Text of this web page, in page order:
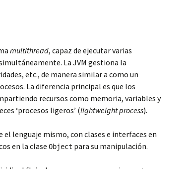
multithread, capaz de ejecutar varias
La JVM gestiona la
etc., de manera similar a como un
La diferencia principal es que los
recursos como memoria, variables y
‘procesos ligeros’ (lightweight process).
el lenguaje mismo, con clases e interfaces en
en la clase Object para su manipulación.